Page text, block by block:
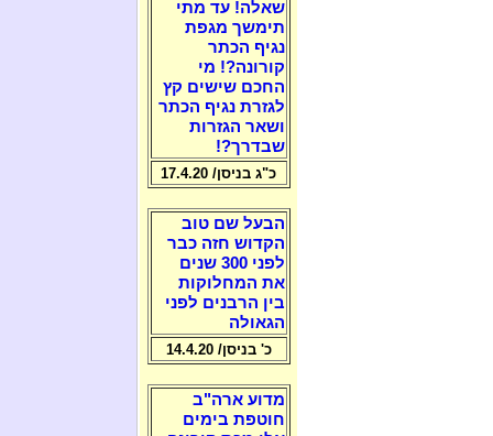
שאלה! עד מתי
תימשך מגפת
נגיף הכתר
קורונה?! מי
החכם שישים קץ
לגזרת נגיף הכתר
ושאר הגזרות
שבדרך?!
כ"ג בניסן/ 17.4.20
הבעל שם טוב
הקדוש חזה כבר
לפני 300 שנים
את המחלוקות
בין הרבנים לפני
הגאולה
כ' בניסן/ 14.4.20
מדוע ארה"ב
חוטפת בימים